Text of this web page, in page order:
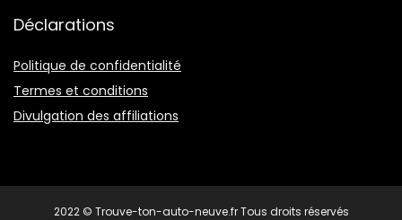
Déclarations
Politique de confidentialité
Termes et conditions
Divulgation des affiliations
2022 © Trouve-ton-auto-neuve.fr Tous droits réservés